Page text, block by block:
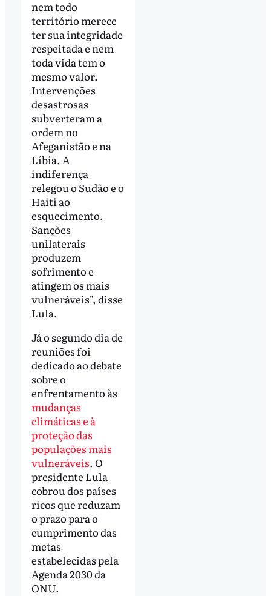
nem todo
território merece
ter sua integridade
respeitada e nem
toda vida tem o
mesmo valor.
Intervenções
desastrosas
subverteram a
ordem no
Afeganistão e na
Líbia. A
indiferença
relegou o Sudão e o
Haiti ao
esquecimento.
Sanções
unilaterais
produzem
sofrimento e
atingem os mais
vulneráveis", disse
Lula.
Já o segundo dia de
reuniões foi
dedicado ao debate
sobre o
enfrentamento às
mudanças
climáticas e à
proteção das
populações mais
vulneráveis. O
presidente Lula
cobrou dos países
ricos que reduzam
o prazo para o
cumprimento das
metas
estabelecidas pela
Agenda 2030 da
ONU.